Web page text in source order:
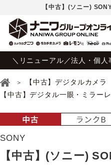
【中古】(ソニー)
＼リニューアル／法人・個人
【中古】デジタルカメラ
【中古】デジタル一眼・ミラー
SONY
【中古】(ソニー)